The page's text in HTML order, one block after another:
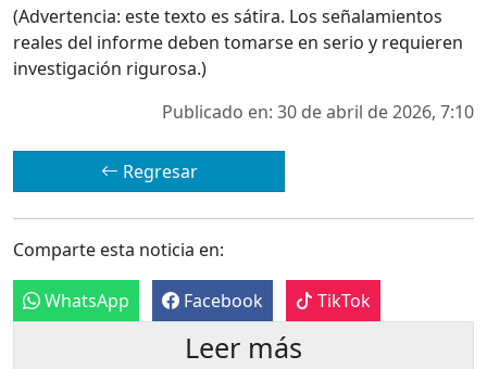
(Advertencia: este texto es sátira. Los señalamientos
reales del informe deben tomarse en serio y requieren
investigación rigurosa.)
Publicado en: 30 de abril de 2026, 7:10
Regresar
Comparte esta noticia en:
WhatsApp Facebook TikTok
Leer más